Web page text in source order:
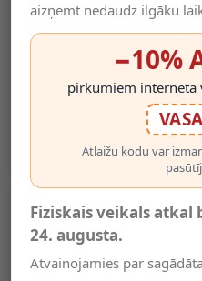
TRACK — Gala Vāciņi (2
Gab.), Melni, 1-Fāzes
Sistēmai (Lucide)
1.90€
aizņemt nedaudz ilgāku
−10%
pirkumiem interneta
Atlaižu kodu var
Fiziskais veikals atkal
24. augusta.
Atvainojamies par